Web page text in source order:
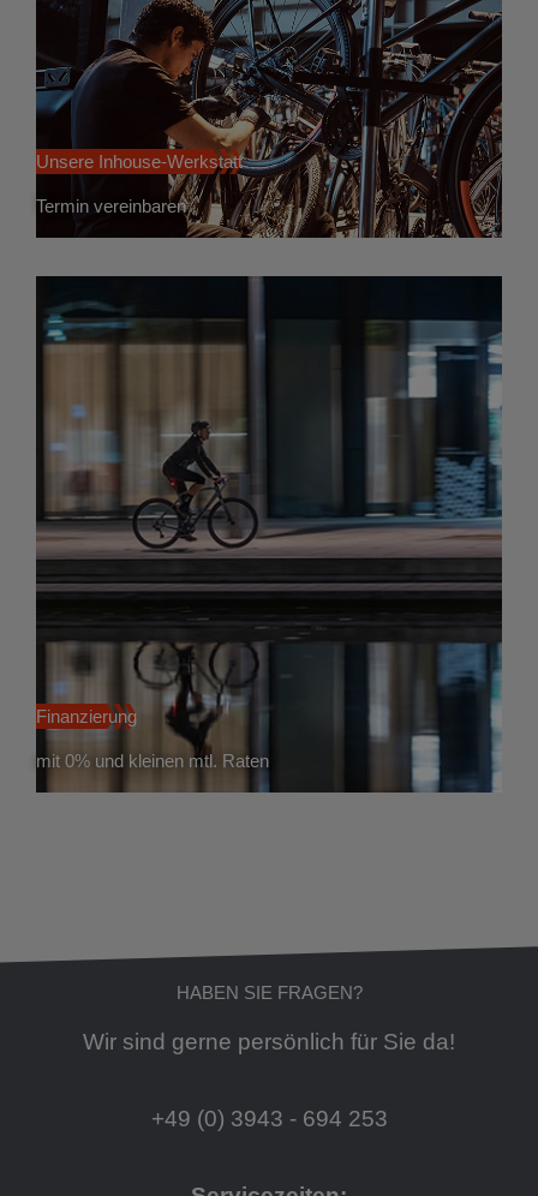
Unsere Inhouse-Werkstatt
Termin vereinbaren
Finanzierung
mit 0% und kleinen mtl. Raten
HABEN SIE FRAGEN?
Wir sind gerne persönlich für Sie da!
+49 (0) 3943 - 694 253